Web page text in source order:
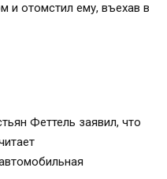
и отомстил ему, въехав в
Феттель заявил, что